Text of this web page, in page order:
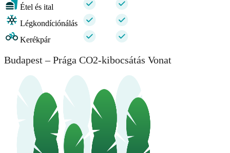
Étel és ital
Légkondíciónálás
Kerékpár
Budapest – Prága CO2-kibocsátás Vonat